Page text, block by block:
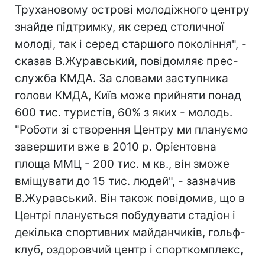
Трухановому острові молодіжного центру
знайде підтримку, як серед столичної
молоді, так і серед старшого покоління", -
сказав В.Журавський, повідомляє прес-
служба КМДА. За словами заступника
голови КМДА, Київ може прийняти понад
600 тис. туристів, 60% з яких - молодь.
"Роботи зі створення Центру ми плануємо
завершити вже в 2010 р. Орієнтовна
площа ММЦ - 200 тис. м кв., він зможе
вміщувати до 15 тис. людей", - зазначив
В.Журавський. Він також повідомив, що в
Центрі планується побудувати стадіон і
декілька спортивних майданчиків, гольф-
клуб, оздоровчий центр і спорткомплекс,